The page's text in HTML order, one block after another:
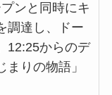
ンと同時にキ
調達し、ドー
12:25からのデ
まりの物語」